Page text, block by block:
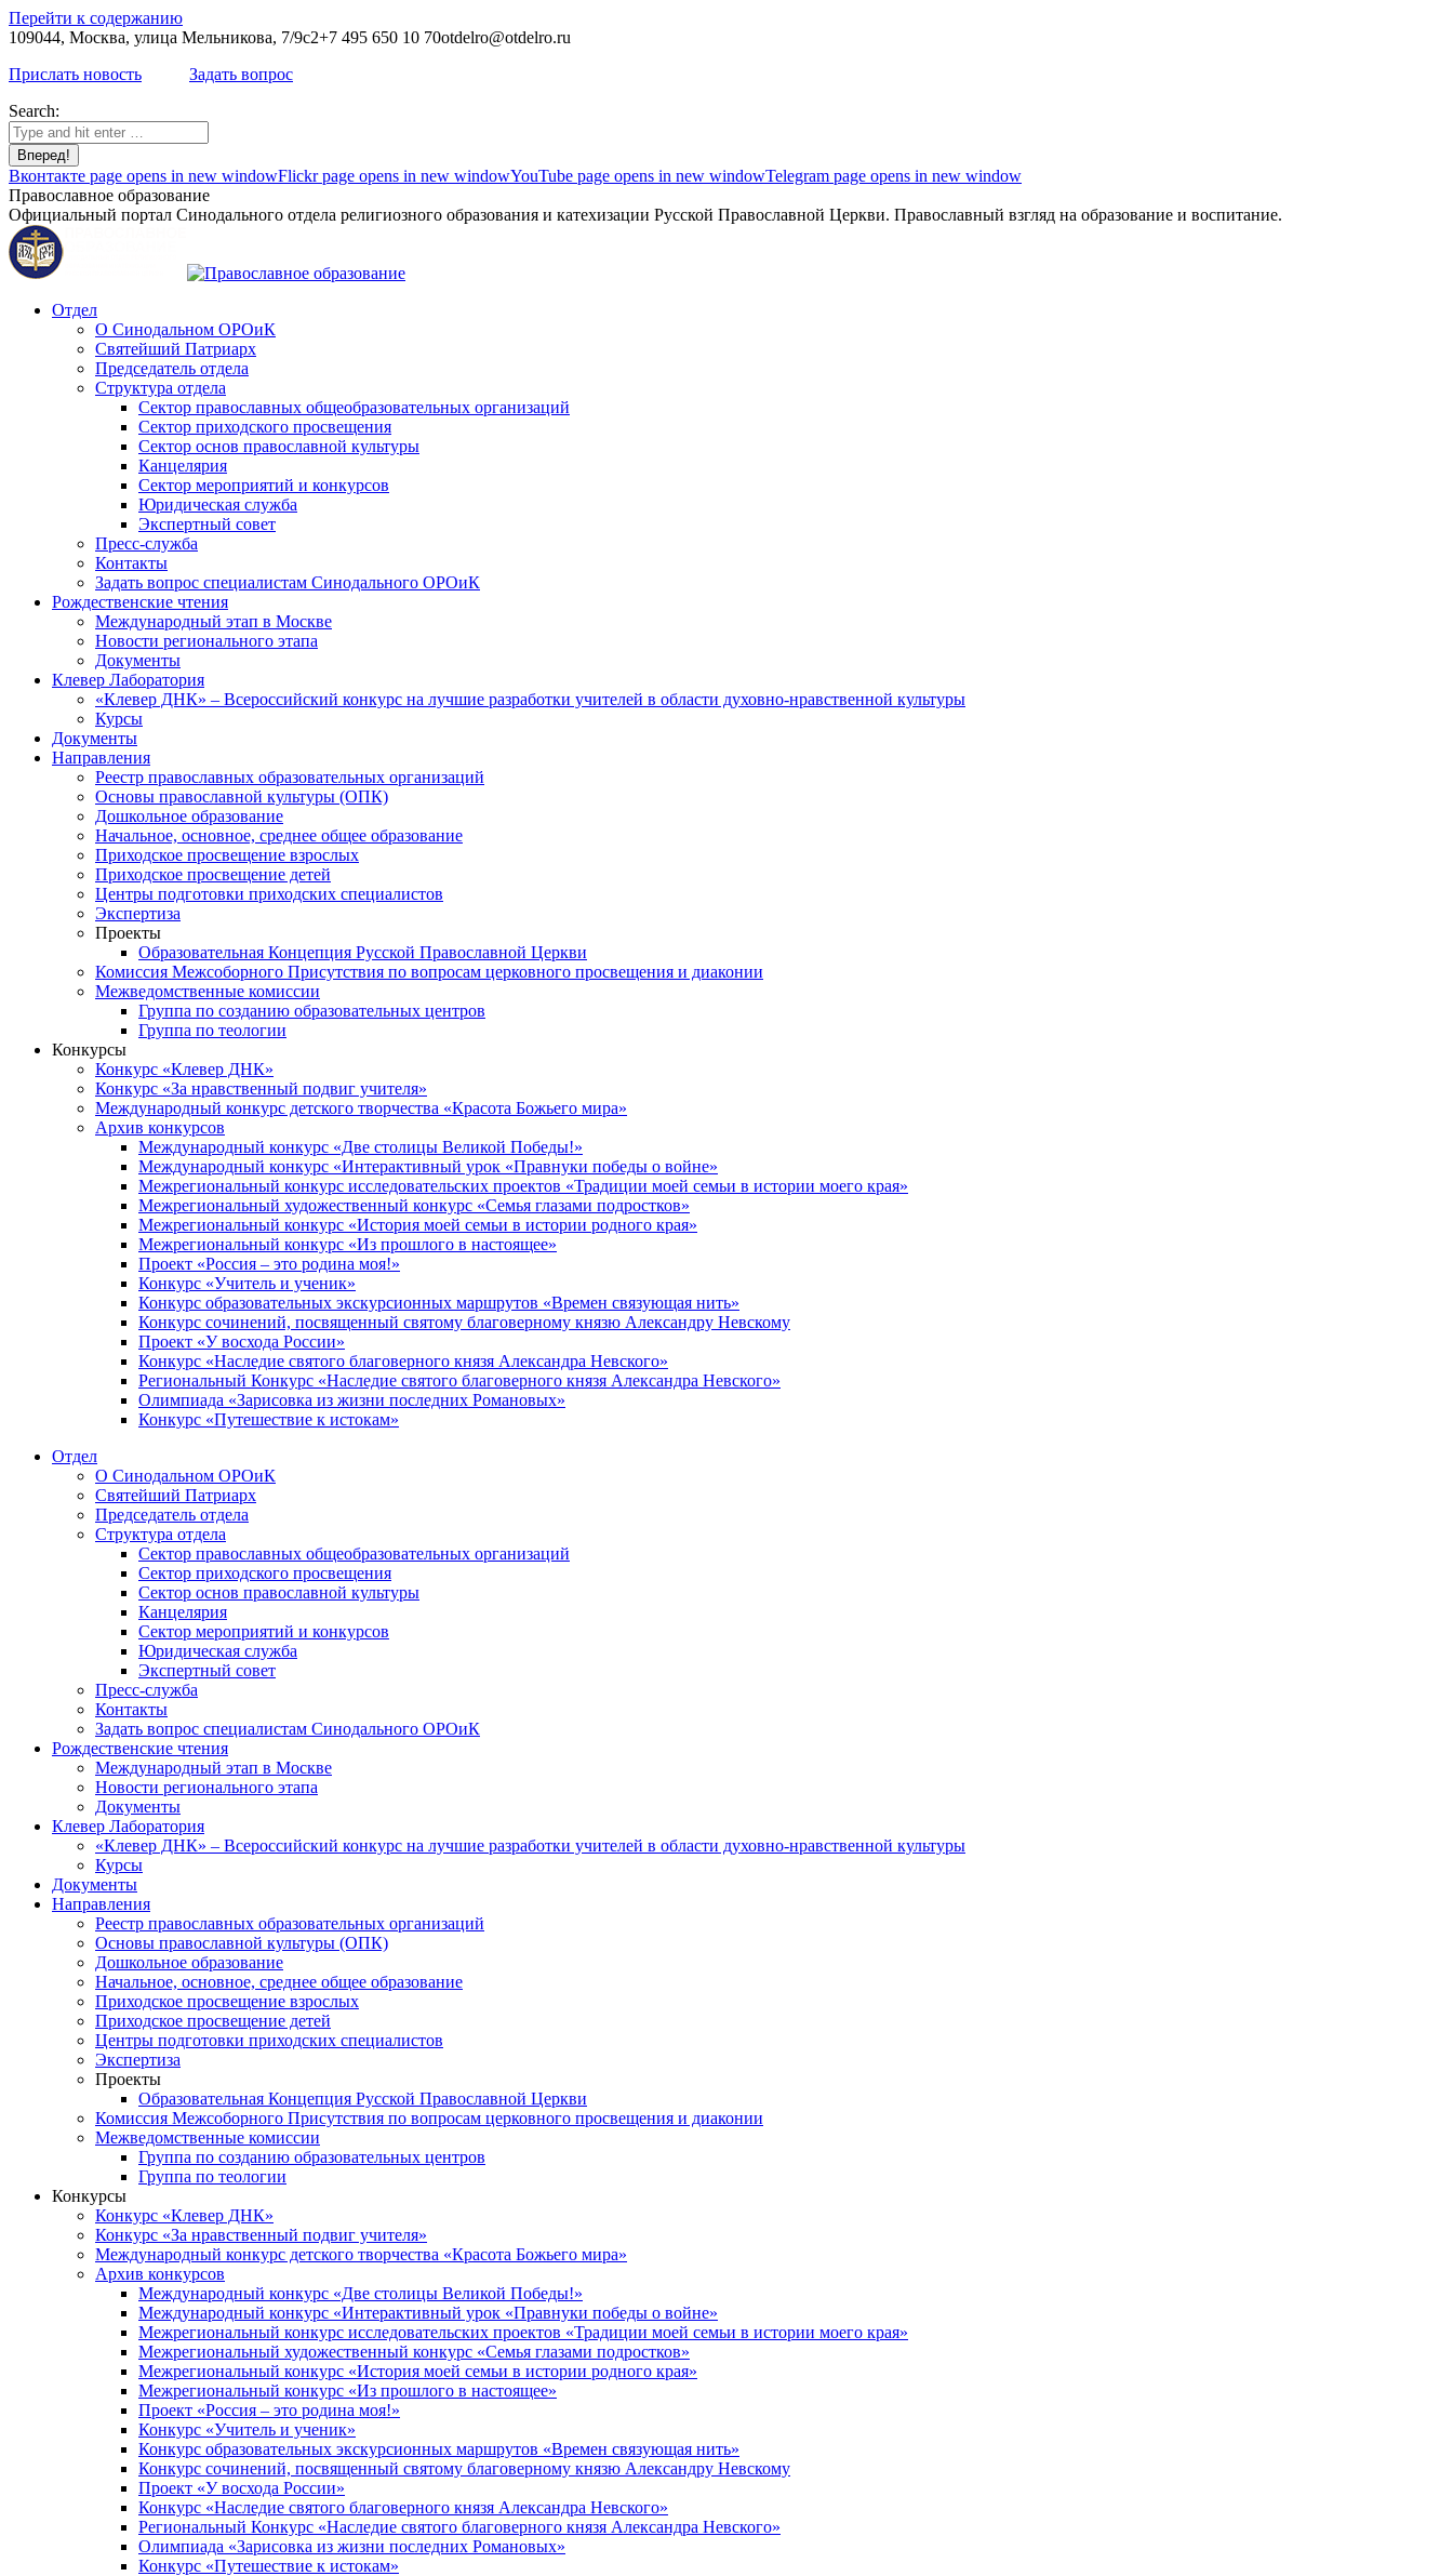
Перейти к содержанию
109044, Москва, улица Мельникова, 7/9с2+7 495 650 10 70otdelro@otdelro.ru
Прислать новость
Задать вопрос
Search:
Вконтакте page opens in new windowFlickr page opens in new windowYouTube page opens in new windowTelegram page opens in new window
Православное образование
Официальный портал Синодального отдела религиозного образования и катехизации Русской Православной Церкви. Православный взгляд на образование и воспитание.
Отдел
О Синодальном ОРОиК
Святейший Патриарх
Председатель отдела
Структура отдела
Сектор православных общеобразовательных организаций
Сектор приходского просвещения
Сектор основ православной культуры
Канцелярия
Сектор мероприятий и конкурсов
Юридическая служба
Экспертный совет
Пресс-служба
Контакты
Задать вопрос специалистам Синодального ОРОиК
Рождественские чтения
Международный этап в Москве
Новости регионального этапа
Документы
Клевер Лаборатория
«Клевер ДНК» – Всероссийский конкурс на лучшие разработки учителей в области духовно-нравственной культуры
Курсы
Документы
Направления
Реестр православных образовательных организаций
Основы православной культуры (ОПК)
Дошкольное образование
Начальное, основное, среднее общее образование
Приходское просвещение взрослых
Приходское просвещение детей
Центры подготовки приходских специалистов
Экспертиза
Проекты
Образовательная Концепция Русской Православной Церкви
Комиссия Межсоборного Присутствия по вопросам церковного просвещения и диаконии
Межведомственные комиссии
Группа по созданию образовательных центров
Группа по теологии
Конкурсы
Конкурс «Клевер ДНК»
Конкурс «За нравственный подвиг учителя»
Международный конкурс детского творчества «Красота Божьего мира»
Архив конкурсов
Международный конкурс «Две столицы Великой Победы!»
Международный конкурс «Интерактивный урок «Правнуки победы о войне»
Межрегиональный конкурс исследовательских проектов «Традиции моей семьи в истории моего края»
Межрегиональный художественный конкурс «Семья глазами подростков»
Межрегиональный конкурс «История моей семьи в истории родного края»
Межрегиональный конкурс «Из прошлого в настоящее»
Проект «Россия – это родина моя!»
Конкурс «Учитель и ученик»
Конкурс образовательных экскурсионных маршрутов «Времен связующая нить»
Конкурс сочинений, посвященный святому благоверному князю Александру Невскому
Проект «У восхода России»
Конкурс «Наследие святого благоверного князя Александра Невского»
Региональный Конкурс «Наследие святого благоверного князя Александра Невского»
Олимпиада «Зарисовка из жизни последних Романовых»
Конкурс «Путешествие к истокам»
Отдел
О Синодальном ОРОиК
Святейший Патриарх
Председатель отдела
Структура отдела
Сектор православных общеобразовательных организаций
Сектор приходского просвещения
Сектор основ православной культуры
Канцелярия
Сектор мероприятий и конкурсов
Юридическая служба
Экспертный совет
Пресс-служба
Контакты
Задать вопрос специалистам Синодального ОРОиК
Рождественские чтения
Международный этап в Москве
Новости регионального этапа
Документы
Клевер Лаборатория
«Клевер ДНК» – Всероссийский конкурс на лучшие разработки учителей в области духовно-нравственной культуры
Курсы
Документы
Направления
Реестр православных образовательных организаций
Основы православной культуры (ОПК)
Дошкольное образование
Начальное, основное, среднее общее образование
Приходское просвещение взрослых
Приходское просвещение детей
Центры подготовки приходских специалистов
Экспертиза
Проекты
Образовательная Концепция Русской Православной Церкви
Комиссия Межсоборного Присутствия по вопросам церковного просвещения и диаконии
Межведомственные комиссии
Группа по созданию образовательных центров
Группа по теологии
Конкурсы
Конкурс «Клевер ДНК»
Конкурс «За нравственный подвиг учителя»
Международный конкурс детского творчества «Красота Божьего мира»
Архив конкурсов
Международный конкурс «Две столицы Великой Победы!»
Международный конкурс «Интерактивный урок «Правнуки победы о войне»
Межрегиональный конкурс исследовательских проектов «Традиции моей семьи в истории моего края»
Межрегиональный художественный конкурс «Семья глазами подростков»
Межрегиональный конкурс «История моей семьи в истории родного края»
Межрегиональный конкурс «Из прошлого в настоящее»
Проект «Россия – это родина моя!»
Конкурс «Учитель и ученик»
Конкурс образовательных экскурсионных маршрутов «Времен связующая нить»
Конкурс сочинений, посвященный святому благоверному князю Александру Невскому
Проект «У восхода России»
Конкурс «Наследие святого благоверного князя Александра Невского»
Региональный Конкурс «Наследие святого благоверного князя Александра Невского»
Олимпиада «Зарисовка из жизни последних Романовых»
Конкурс «Путешествие к истокам»